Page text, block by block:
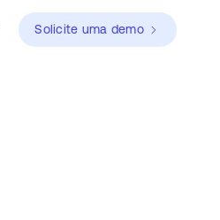
Solicite uma demo